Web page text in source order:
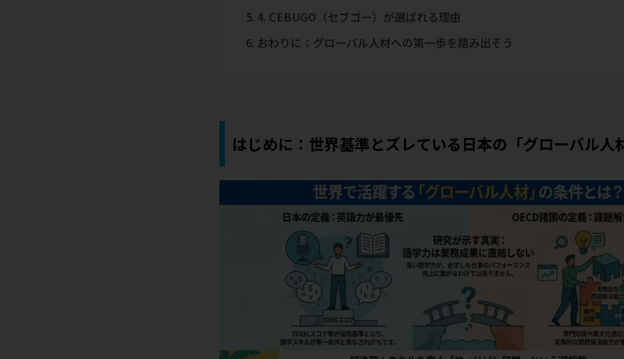
4. CEBUGO（セブゴー）が選ばれる理由
おわりに：グローバル人材への第一歩を踏み出そう
はじめに：世界基準とズレている日本の「グローバル人